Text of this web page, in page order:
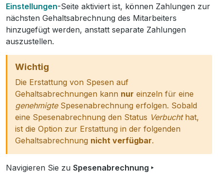
Einstellungen-Seite aktiviert ist, können Zahlungen zur
nächsten Gehaltsabrechnung des Mitarbeiters
hinzugefügt werden, anstatt separate Zahlungen
auszustellen.
Wichtig
Die Erstattung von Spesen auf
Gehaltsabrechnungen kann nur einzeln für eine
genehmigteSpesenabrechnung erfolgen. Sobald
eine Spesenabrechnung den Status Verbuchthat,
ist die Option zur Erstattung in der folgenden
Gehaltsabrechnung nicht verfügbar.
Navigieren Sie zu Spesenabrechnung ‣